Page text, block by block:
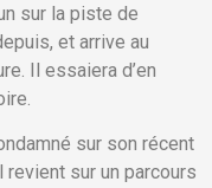
sur la piste de
et arrive au
Il essaiera d’en
sur son récent
sur un parcours